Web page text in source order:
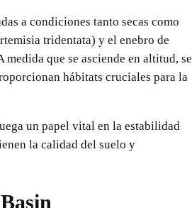
a condiciones tanto secas como
tridentata) y el enebro de
que se asciende en altitud, se
hábitats cruciales para la
un papel vital en la estabilidad
la calidad del suelo y